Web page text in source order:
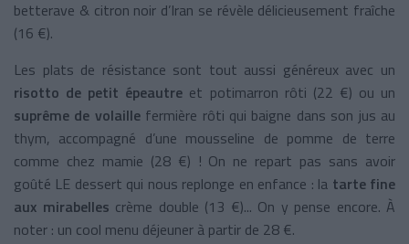
betterave & citron noir d’Iran se révèle délicieusement fraîche
(16 €).
Les plats de résistance sont tout aussi généreux avec un
risotto de petit épeautre et potimarron rôti (22 €) ou un
suprême de volaille fermière rôti qui baigne dans son jus au
thym, accompagné d’une mousseline de pomme de terre
comme chez mamie (28 €) ! On ne repart pas sans avoir
goûté LE dessert qui nous replonge en enfance : la tarte fine
aux mirabelles crème double (13 €)... On y pense encore. À
noter : un cool menu déjeuner à partir de 28 €.